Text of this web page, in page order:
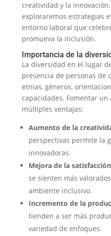
creatividad y la
exploraremos estrategias
entorno laboral que
promueva la inclusión.
Importancia de la
La diversidad en el lugar
presencia de personas de
etnias, géneros,
capacidades. Fomentar
múltiples ventajas:
Aumento de la
perspectivas permite la
innovadoras.
Mejora de la
se sienten más
ambiente inclusivo.
Incremento de la
tienden a ser más
variedad de enfoques.